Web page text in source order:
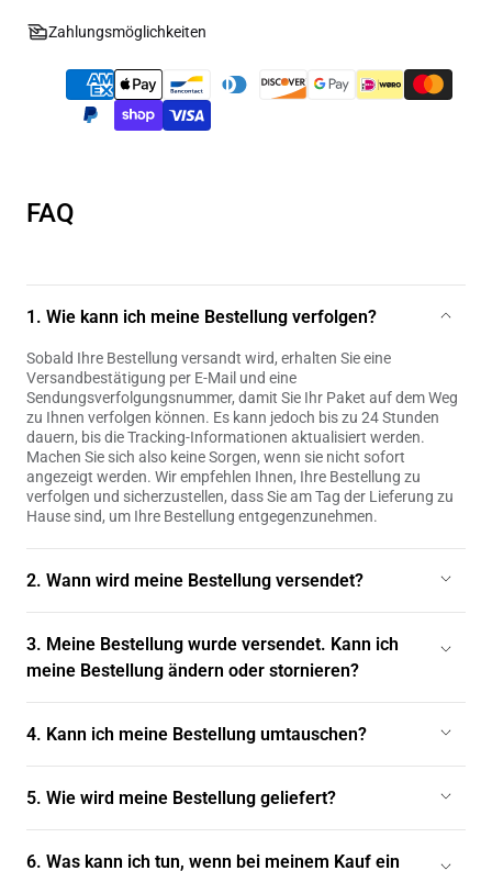
Zahlungsmöglichkeiten
FAQ
1. Wie kann ich meine Bestellung verfolgen?
Sobald Ihre Bestellung versandt wird, erhalten Sie eine
Versandbestätigung per E-Mail und eine
Sendungsverfolgungsnummer, damit Sie Ihr Paket auf dem Weg
zu Ihnen verfolgen können. Es kann jedoch bis zu 24 Stunden
dauern, bis die Tracking-Informationen aktualisiert werden.
Machen Sie sich also keine Sorgen, wenn sie nicht sofort
angezeigt werden. Wir empfehlen Ihnen, Ihre Bestellung zu
verfolgen und sicherzustellen, dass Sie am Tag der Lieferung zu
Hause sind, um Ihre Bestellung entgegenzunehmen.
2. Wann wird meine Bestellung versendet?
Werktag versandt und innerhalb von 1–5 Werktagen geliefert.
Weitere Informationen finden Sie in unseren Versand- und
Rückgabebedingungen.
3. Meine Bestellung wurde versendet. Kann ich
meine Bestellung ändern oder stornieren?
stornieren.
4. Kann ich meine Bestellung umtauschen?
erhalten, empfehlen wir die Rücksendung des Originalartikels.
Ihnen, den neuen Artikel separat zu kaufen. Weitere
Informationen finden Sie in unseren Rückgabe- und
5. Wie wird meine Bestellung geliefert?
Sobald Ihre Bestellung versandt wird, erhalten Sie eine E-Mail mit
6. Was kann ich tun, wenn bei meinem Kauf ein